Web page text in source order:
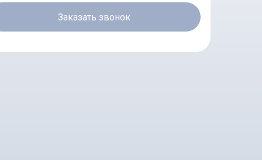
Заказать звонок